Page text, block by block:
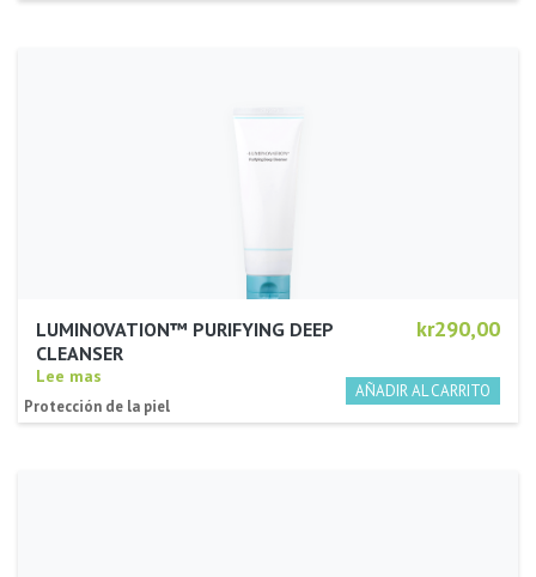
kr290,00
LUMINOVATION™ PURIFYING DEEP
CLEANSER
Lee mas
Protección de la piel